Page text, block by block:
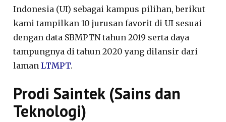
Indonesia (UI) sebagai kampus pilihan, berikut
kami tampilkan 10 jurusan favorit di UI sesuai
dengan data SBMPTN tahun 2019 serta daya
tampungnya di tahun 2020 yang dilansir dari
lamanLTMPT.
Prodi Saintek (Sains dan
Teknologi)